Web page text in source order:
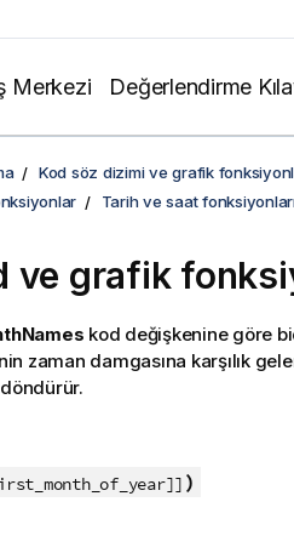
Merkezi Değerlendirme
Kod söz dizimi ve grafik
Tarih ve saat
ve grafik
kod değişkenine göre
zaman damgasına karşılık
)